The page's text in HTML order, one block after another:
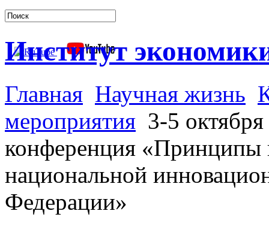
Институт
Главная Научная жизнь
мероприятия 3-5
конференция
национальной
Федерации»